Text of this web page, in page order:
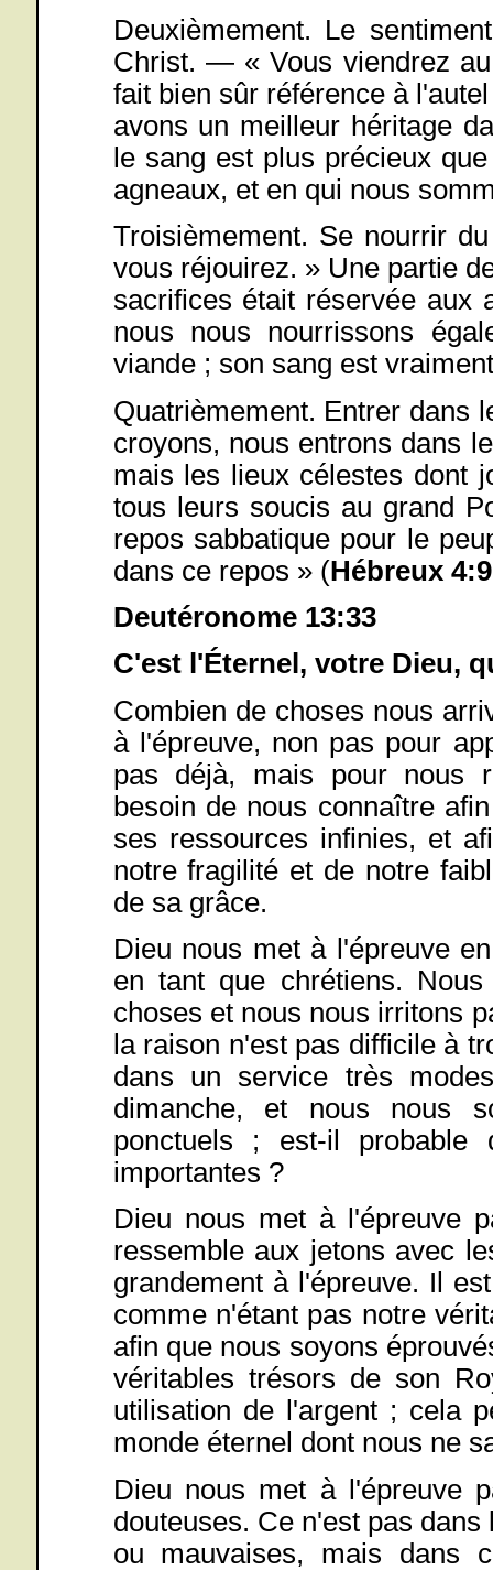
Deuxièmement. Le
Christ. — « Vous viendrez
fait bien sûr référence à
avons un meilleur héritage
le sang est plus précieux
agneaux, et en qui nous
Troisièmement. Se nourrir
vous réjouirez. » Une partie
sacrifices était réservée aux
nous nous nourrissons
viande ; son sang est
Quatrièmement. Entrer dans
croyons, nous entrons dans
mais les lieux célestes dont
tous leurs soucis au grand
repos sabbatique pour le
dans ce repos » (Hébreux
Deutéronome 13:33
C'est l'Éternel, votre Dieu,
Combien de choses nous
à l'épreuve, non pas pour
pas déjà, mais pour nous
besoin de nous connaître
ses ressources infinies, et
notre fragilité et de notre
de sa grâce.
Dieu nous met à l'épreuve
en tant que chrétiens.
choses et nous nous irritons
la raison n'est pas difficile à
dans un service très
dimanche, et nous nous
ponctuels ; est-il probable
importantes ?
Dieu nous met à l'épreuve
ressemble aux jetons avec
grandement à l'épreuve. Il
comme n'étant pas notre
afin que nous soyons
véritables trésors de son
utilisation de l'argent ; cela
monde éternel dont nous ne
Dieu nous met à l'épreuve
douteuses. Ce n'est pas
ou mauvaises, mais dans